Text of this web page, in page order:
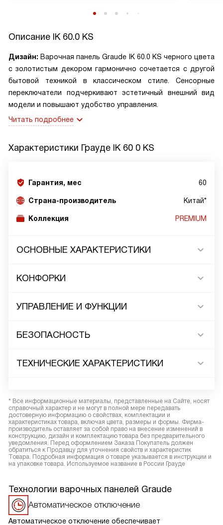
Описание IK 60.0 KS
Дизайн: Варочная панель Graude IK 60.0 KS черного цвета
с золотистым декором гармонично сочетается с другой
бытовой техникой в классическом стиле. Сенсорные
переключатели подчеркивают эстетичный внешний вид
модели и повышают удобство управления.
Читать подробнее
Характеристики Грауде IK 60 0 KS
Гарантия, мес 60
Страна-производитель Китай*
Коллекция PREMIUM
ОСНОВНЫЕ ХАРАКТЕРИСТИКИ
КОНФОРКИ
УПРАВЛЕНИЕ И ФУНКЦИИ
БЕЗОПАСНОСТЬ
ТЕХНИЧЕСКИЕ ХАРАКТЕРИСТИКИ
* Все информационные материалы, представленные на Сайте, носят
справочный характер и не могут в полной мере передавать
достоверную информацию о свойствах, комплектации и
характеристиках товара, включая цвета, размеры и формы. Фирма-
производитель оставляет за собой право на внесение изменений в
конструкцию, дизайн и комплектацию товара без предварительного
уведомления. Перед оформлением Заказа Покупатель должен
обратиться к Продавцу для уточнения свойств и характеристик
Товара. Подробная информация о товаре указывается в инструкции и
на упаковке товара. Используемое название в России Грауде
Технологии варочных панелей Graude
Автоматическое отключение
Автоматическое отключение обеспечивает